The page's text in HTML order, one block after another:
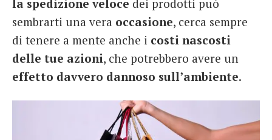
la spedizione veloce dei prodotti può
sembrarti una vera occasione, cerca sempre
di tenere a mente anche i costi nascosti
delle tue azioni, che potrebbero avere un
effetto davvero dannoso sull’ambiente.